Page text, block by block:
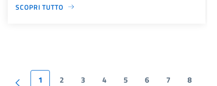
SCOPRI TUTTO
1 2 3 4 5 6 7 8